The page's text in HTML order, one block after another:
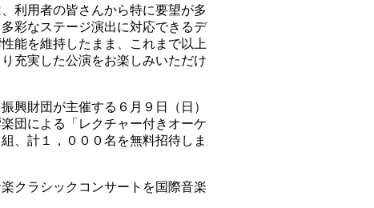
利用者の皆さんから特に要望が多
彩なステージ演出に対応できるデ
能を維持したまま、これまで以上
充実した公演をお楽しみいただけ
興財団が主催する６月９日（日）
団による「レクチャー付きオーケ
、計１，０００名を無料招待しま
クラシックコンサートを国際音楽